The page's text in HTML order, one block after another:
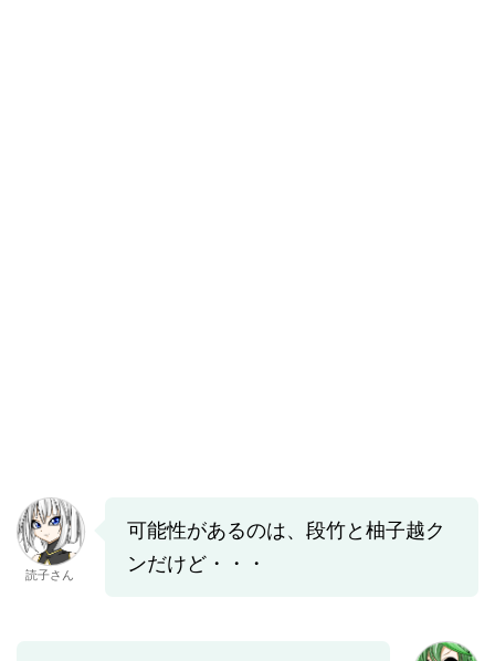
読子さん
可能性があるのは、段竹と柚子越ク
ンだけど・・・